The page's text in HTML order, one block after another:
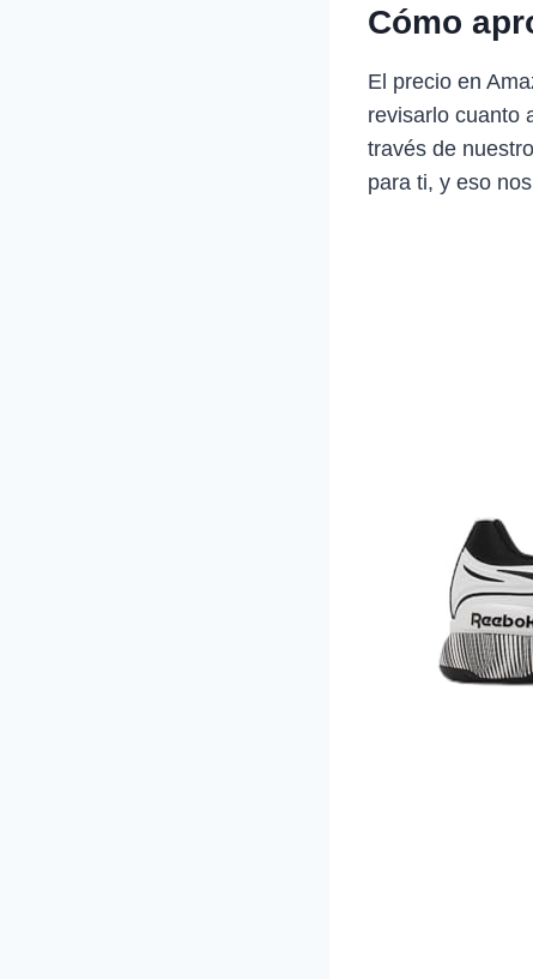
Cómo
El precio en
revisarlo cuanto
través de
para ti, y eso